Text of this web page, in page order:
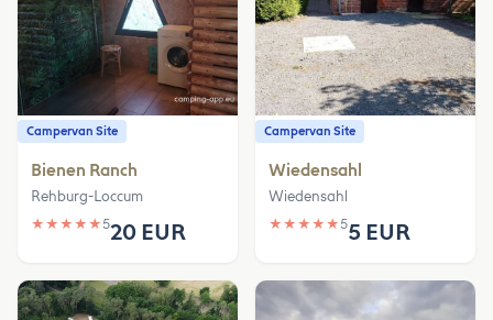
Campervan Site
Bienen Ranch
Rehburg-Loccum
★ ★ ★ ★ ★520 EUR
Campervan Site
Wiedensahl
Wiedensahl
★ ★ ★ ★ ★55 EUR